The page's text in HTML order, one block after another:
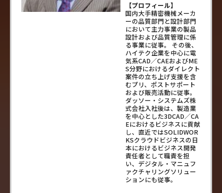
【プロフィール】
国内大手精密機械メーカ
ーの品質部門と設計部門
において主力事業の製品
設計および品質管理に係
る事業に従事。 その後、
ハイテク企業を中心に電
気系CAD／CAEおよびME
S分野におけるダイレクト
案件の立ち上げ支援を含
むプリ、ポストサポート
および販売活動に従事。
ダッソー・システムズ株
式会社入社後は、製造業
を中心とした3DCAD／CA
Eにおけるビジネスに貢献
し、直近ではSOLIDWOR
KSクラウドビジネスの日
本におけるビジネス開発
責任者として職責を担
い、デジタル・マニュフ
ァクチャリングソリュー
ションにも従事。